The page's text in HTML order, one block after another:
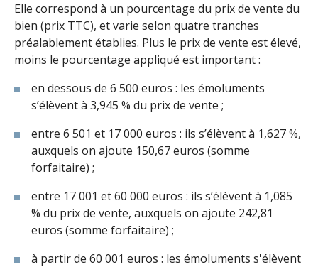
Elle correspond à un pourcentage du prix de vente du
bien (prix TTC), et varie selon quatre tranches
préalablement établies. Plus le prix de vente est élevé,
moins le pourcentage appliqué est important :
en dessous de 6 500 euros : les émoluments
s’élèvent à 3,945 % du prix de vente ;
entre 6 501 et 17 000 euros : ils s’élèvent à 1,627 %,
auxquels on ajoute 150,67 euros (somme
forfaitaire) ;
entre 17 001 et 60 000 euros : ils s’élèvent à 1,085
% du prix de vente, auxquels on ajoute 242,81
euros (somme forfaitaire) ;
à partir de 60 001 euros : les émoluments s'élèvent